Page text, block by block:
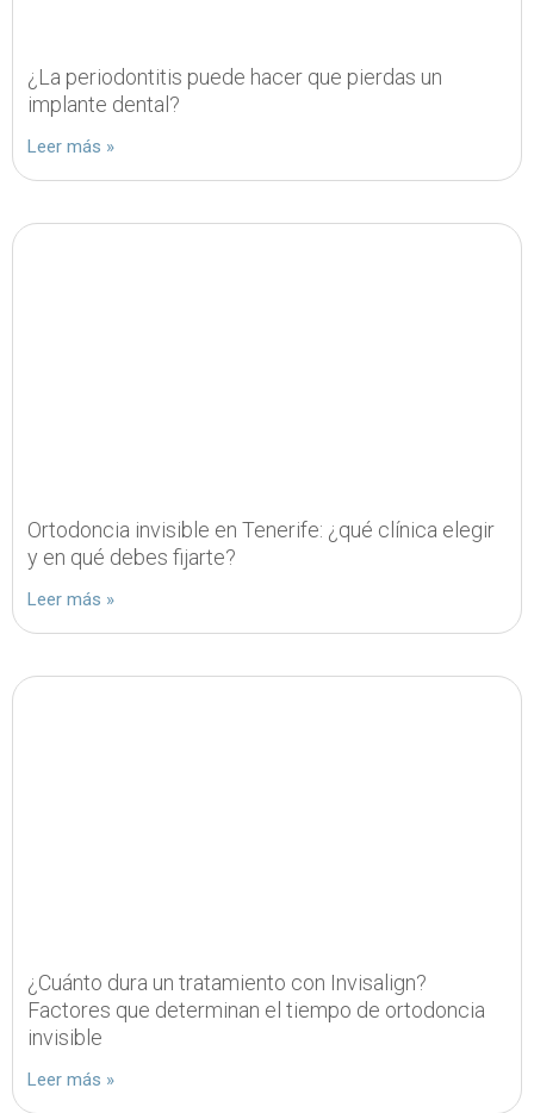
¿La periodontitis puede hacer que pierdas un
implante dental?
Leer más »
Ortodoncia invisible en Tenerife: ¿qué clínica elegir
y en qué debes fijarte?
Leer más »
¿Cuánto dura un tratamiento con Invisalign?
Factores que determinan el tiempo de ortodoncia
invisible
Leer más »